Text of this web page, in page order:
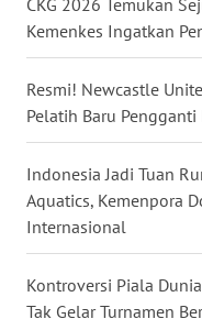
Kemenkes Ingatkan
Resmi! Newcastle
Pelatih Baru
Indonesia Jadi Tuan
Aquatics, Kemenpora
Internasional
Kontroversi Piala
Tak Gelar Turnamen
KALSEL
WN
KALTIM